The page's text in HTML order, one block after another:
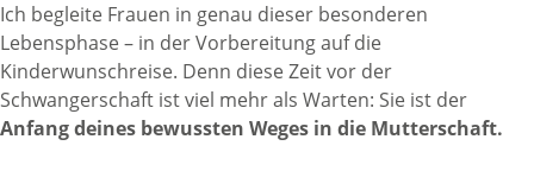
Ich begleite Frauen in genau dieser besonderen
Lebensphase – in der Vorbereitung auf die
Kinderwunschreise. Denn diese Zeit vor der
Schwangerschaft ist viel mehr als Warten: Sie ist der
Anfang deines bewussten Weges in die Mutterschaft.